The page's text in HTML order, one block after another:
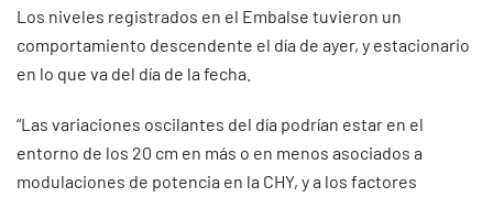
Los niveles registrados en el Embalse tuvieron un
comportamiento descendente el día de ayer, y estacionario
en lo que va del día de la fecha.
“Las variaciones oscilantes del día podrían estar en el
entorno de los 20 cm en más o en menos asociados a
modulaciones de potencia en la CHY, y a los factores